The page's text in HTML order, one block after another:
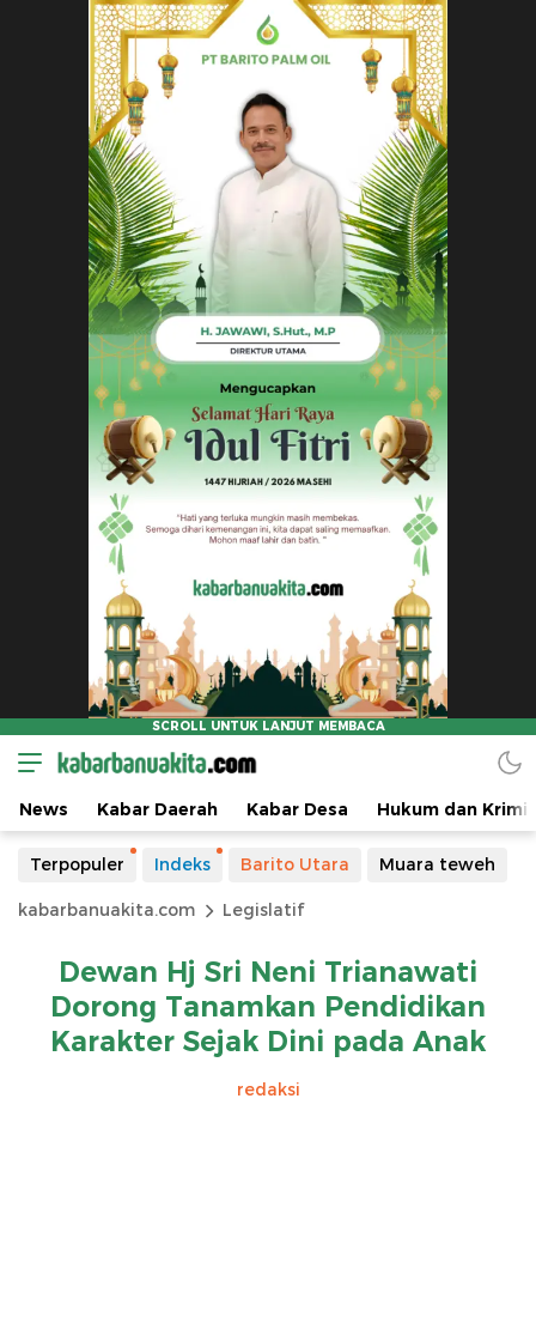
News Kabar Daerah Kabar Desa Hukum dan
Terpopuler Indeks Barito Utara Muara teweh
kabarbanuakita.com Legislatif
Dewan Hj Sri Neni Trianawati
Dorong Tanamkan Pendidikan
Karakter Sejak Dini pada Anak
redaksi